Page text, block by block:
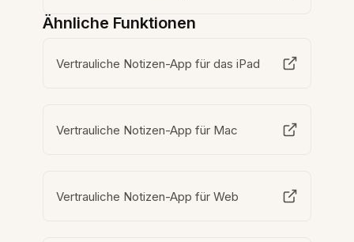
Ähnliche Funktionen
Vertrauliche Notizen-App für das iPad
Vertrauliche Notizen-App für Mac
Vertrauliche Notizen-App für Web